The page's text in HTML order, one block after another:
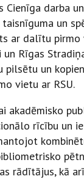
Cienīga darba
taisnīguma un
ar dalītu pirmo
un Rīgas
pilsētu un
vietu ar RSU.
akadēmisko
rīcību un
rādītājus, kā